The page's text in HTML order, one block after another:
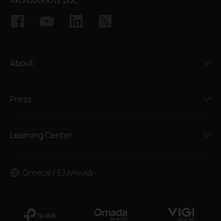
About
Press
Learning Center
Greece / Ελληνικά